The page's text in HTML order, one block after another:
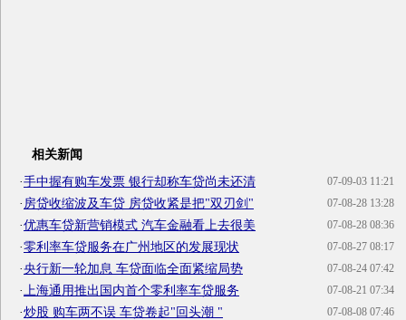
相关新闻
07-09-03 11:21
·手中握有购车发票 银行却称车贷尚未还清
07-08-28 13:28
· 房贷收缩波及车贷 房贷收紧是把"双刃剑"
07-08-28 08:36
·优惠车贷新营销模式 汽车金融看上去很美
07-08-27 08:17
·零利率车贷服务在广州地区的发展现状
07-08-24 07:42
·央行新一轮加息 车贷面临全面紧缩局势
07-08-21 07:34
· 上海通用推出国内首个零利率车贷服务
07-08-08 07:46
·炒股 购车两不误 车贷卷起"回头潮 "